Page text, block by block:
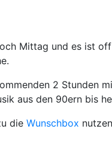
Mittag und es ist
2 Stunden
aus den 90ern bis
die Wunschbox